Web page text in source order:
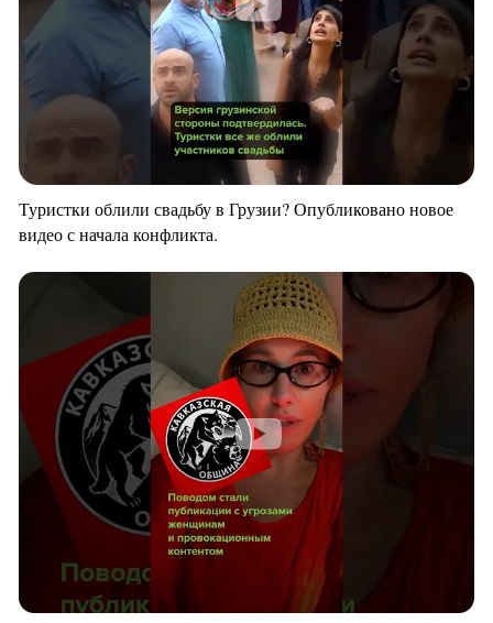
Туристки облили свадьбу в Грузии? Опубликовано новое
видео с начала конфликта.